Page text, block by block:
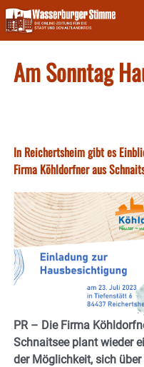
Skip
to
content
Am Sonntag
In Reichertsheim gibt es
Firma Köhldorfner aus
PR – Die Firma
Schnaitsee plant wieder
der Möglichkeit, sich